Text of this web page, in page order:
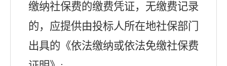
缴纳社保费的缴费凭证，无缴费记录
的，应提供由投标人所在地社保部门
出具的《依法缴纳或依法免缴社保费